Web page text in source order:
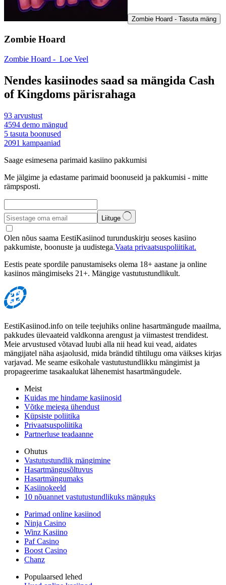
Zombie Hoard - Tasuta mäng
Zombie Hoard
Zombie Hoard - Loe Veel
Nendes kasiinodes saad sa mängida Cash
of Kingdoms pärisrahaga
93 arvustust
4594 demo mängud
5 tasuta boonused
2091 kampaaniad
Saage esimesena parimaid kasiino pakkumisi
Me jälgime ja edastame parimaid boonuseid ja pakkumisi - mitte
rämpsposti.
Liituge
Olen nõus saama EestiKasiinod turunduskirju seoses kasiino
pakkumiste, boonuste ja uudistega.Vaata privaatsuspoliitikat.
Eestis peate spordile panustamiseks olema 18+ aastane ja online
kasiinos mängimiseks 21+. Mängige vastutustundlikult.
EestiKasiinod.info on teile teejuhiks online hasartmängude maailma,
pakkudes ülevaateid valdkonna arengust ja viimastest trendidest.
Meie arvustused võtavad luubi alla nii head kui vead, aidates
mängijatel näha asjaolusid, mida brändid tihtilugu oma väikses kirjas
varjavad. Me seame esikohale vastutustundlikku mängimist ja
propageerime tasakaalukat lähenemist hasartmängudele.
Meist
Kuidas me hindame kasiinosid
Võtke meiega ühendust
Küpsiste poliitika
Privaatsuspoliitika
Partnerluse teadaanne
Ohutus
Vastutustundlik mängimine
Hasartmängusõltuvus
Hasartmängumaks
Kasiinokeeld
10 nõuannet vastutustundlikuks mänguks
Parimad online kasiinod
Ninja Casino
Winz Kasiino
Paf Casino
Boost Casino
Chanz
Populaarsed lehed